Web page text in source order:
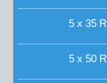
5 x 35
5 x 50